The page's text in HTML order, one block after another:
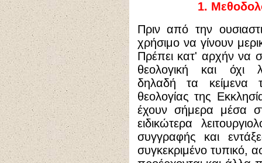
1.
Πριν από την
χρήσιμο να γίνουν
Πρέπει κατ' αρχήν να
θεολογική και όχι
δηλαδή τα
θεολογίας της
έχουν σήμερα μέσα
ειδικώτερα
συγγραφής και
συγκεκριμένο τυπικό,